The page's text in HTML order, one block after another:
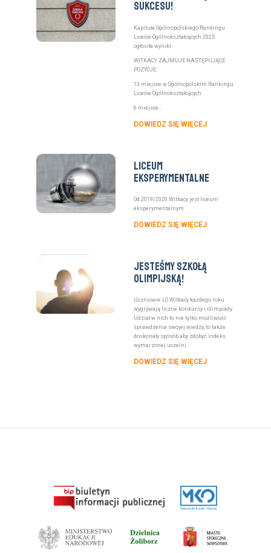
Sukcesu!
Kapituła Ogólnopolskiego Rankingu
Liceów Ogólnokształcących 2025
ogłosiła wyniki:
WITKACY ZAJMUJE NASTĘPUJĄCE
POZYCJE:
13 miejsce w Ogólnopolskim Rankingu
Liceów Ogólnokształcących
6 miejsce...
DOWIEDZ SIĘ WIĘCEJ
Liceum
eksperymentalne
Od 2019/2020 Witkacy jest liceum
eksperymentalnym.
DOWIEDZ SIĘ WIĘCEJ
Jesteśmy szkołą
olimpijską!
Uczniowie LO Witkacy każdego roku
wygrywają liczne konkursy i olimpiady.
Udział w nich to nie tylko możliwość
sprawdzenia swojej wiedzy, to także
doskonały sposób aby zdobyć indeks
wymarzonej uczelni.
DOWIEDZ SIĘ WIĘCEJ